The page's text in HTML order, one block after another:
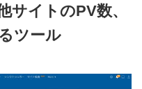
サイトのPV数、
ツール